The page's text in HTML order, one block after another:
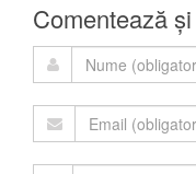
Comentează